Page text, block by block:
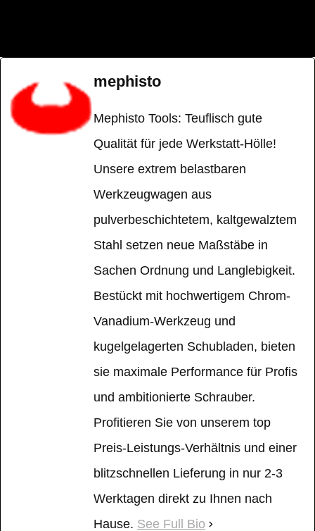
mephisto
Mephisto Tools: Teuflisch gute
Qualität für jede Werkstatt-Hölle!
Unsere extrem belastbaren
Werkzeugwagen aus
pulverbeschichtetem, kaltgewalztem
Stahl setzen neue Maßstäbe in
Sachen Ordnung und Langlebigkeit.
Bestückt mit hochwertigem Chrom-
Vanadium-Werkzeug und
kugelgelagerten Schubladen, bieten
sie maximale Performance für Profis
und ambitionierte Schrauber.
Profitieren Sie von unserem top
Preis-Leistungs-Verhältnis und einer
blitzschnellen Lieferung in nur 2-3
Werktagen direkt zu Ihnen nach
Hause. See Full Bio